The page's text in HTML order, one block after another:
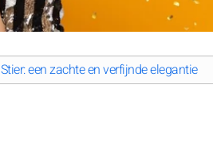
Stier: een zachte en verfijnde elegantie